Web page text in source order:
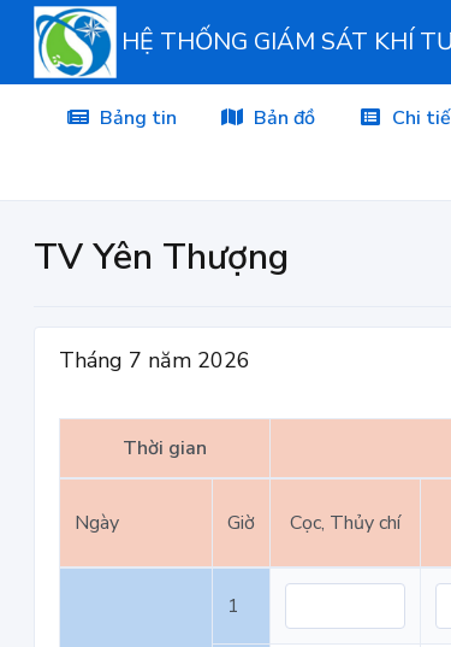
HỆ THỐNG GIÁM SÁT KHÍ
Bảng tin Bản đồ Chi
TV Yên Thượng
Tháng 7 năm 2026
Thời gian
Ngày Giờ Cọc, Thủy chí
1